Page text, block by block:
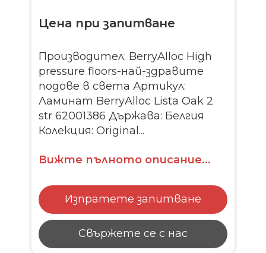
Цена при запитване
Производител: BerryAlloc High
pressure floors-най-здравите
подове в света Артикул:
Ламинат BerryAlloc Lista Oak 2
str 62001386 Държава: Белгия
Колекция: Original...
Вижте пълното описание...
Изпратете запитване
Свържете се с нас